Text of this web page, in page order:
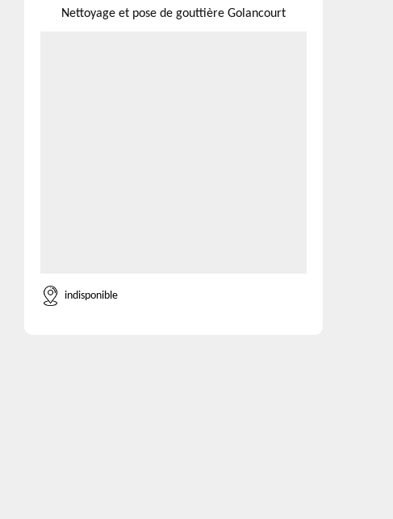
Nettoyage et pose de gouttière Golancourt
indisponible